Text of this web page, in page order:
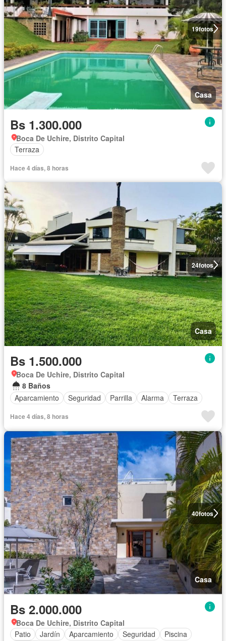
19fotos
Casa
Bs 1.300.000
Boca De Uchire, Distrito Capital
Terraza
Hace 4 días, 8 horas
24fotos
Casa
Bs 1.500.000
Boca De Uchire, Distrito Capital
8 Baños
Aparcamiento
Seguridad Parrilla Alarma Terraza
Hace 4 días, 8 horas
40fotos
Casa
Bs 2.000.000
Boca De Uchire, Distrito Capital
Patio
Jardín Aparcamiento Seguridad
Piscina